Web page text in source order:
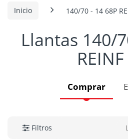
Inicio 140/70 - 14 68P
Llantas 140/
Comprar
Filtros